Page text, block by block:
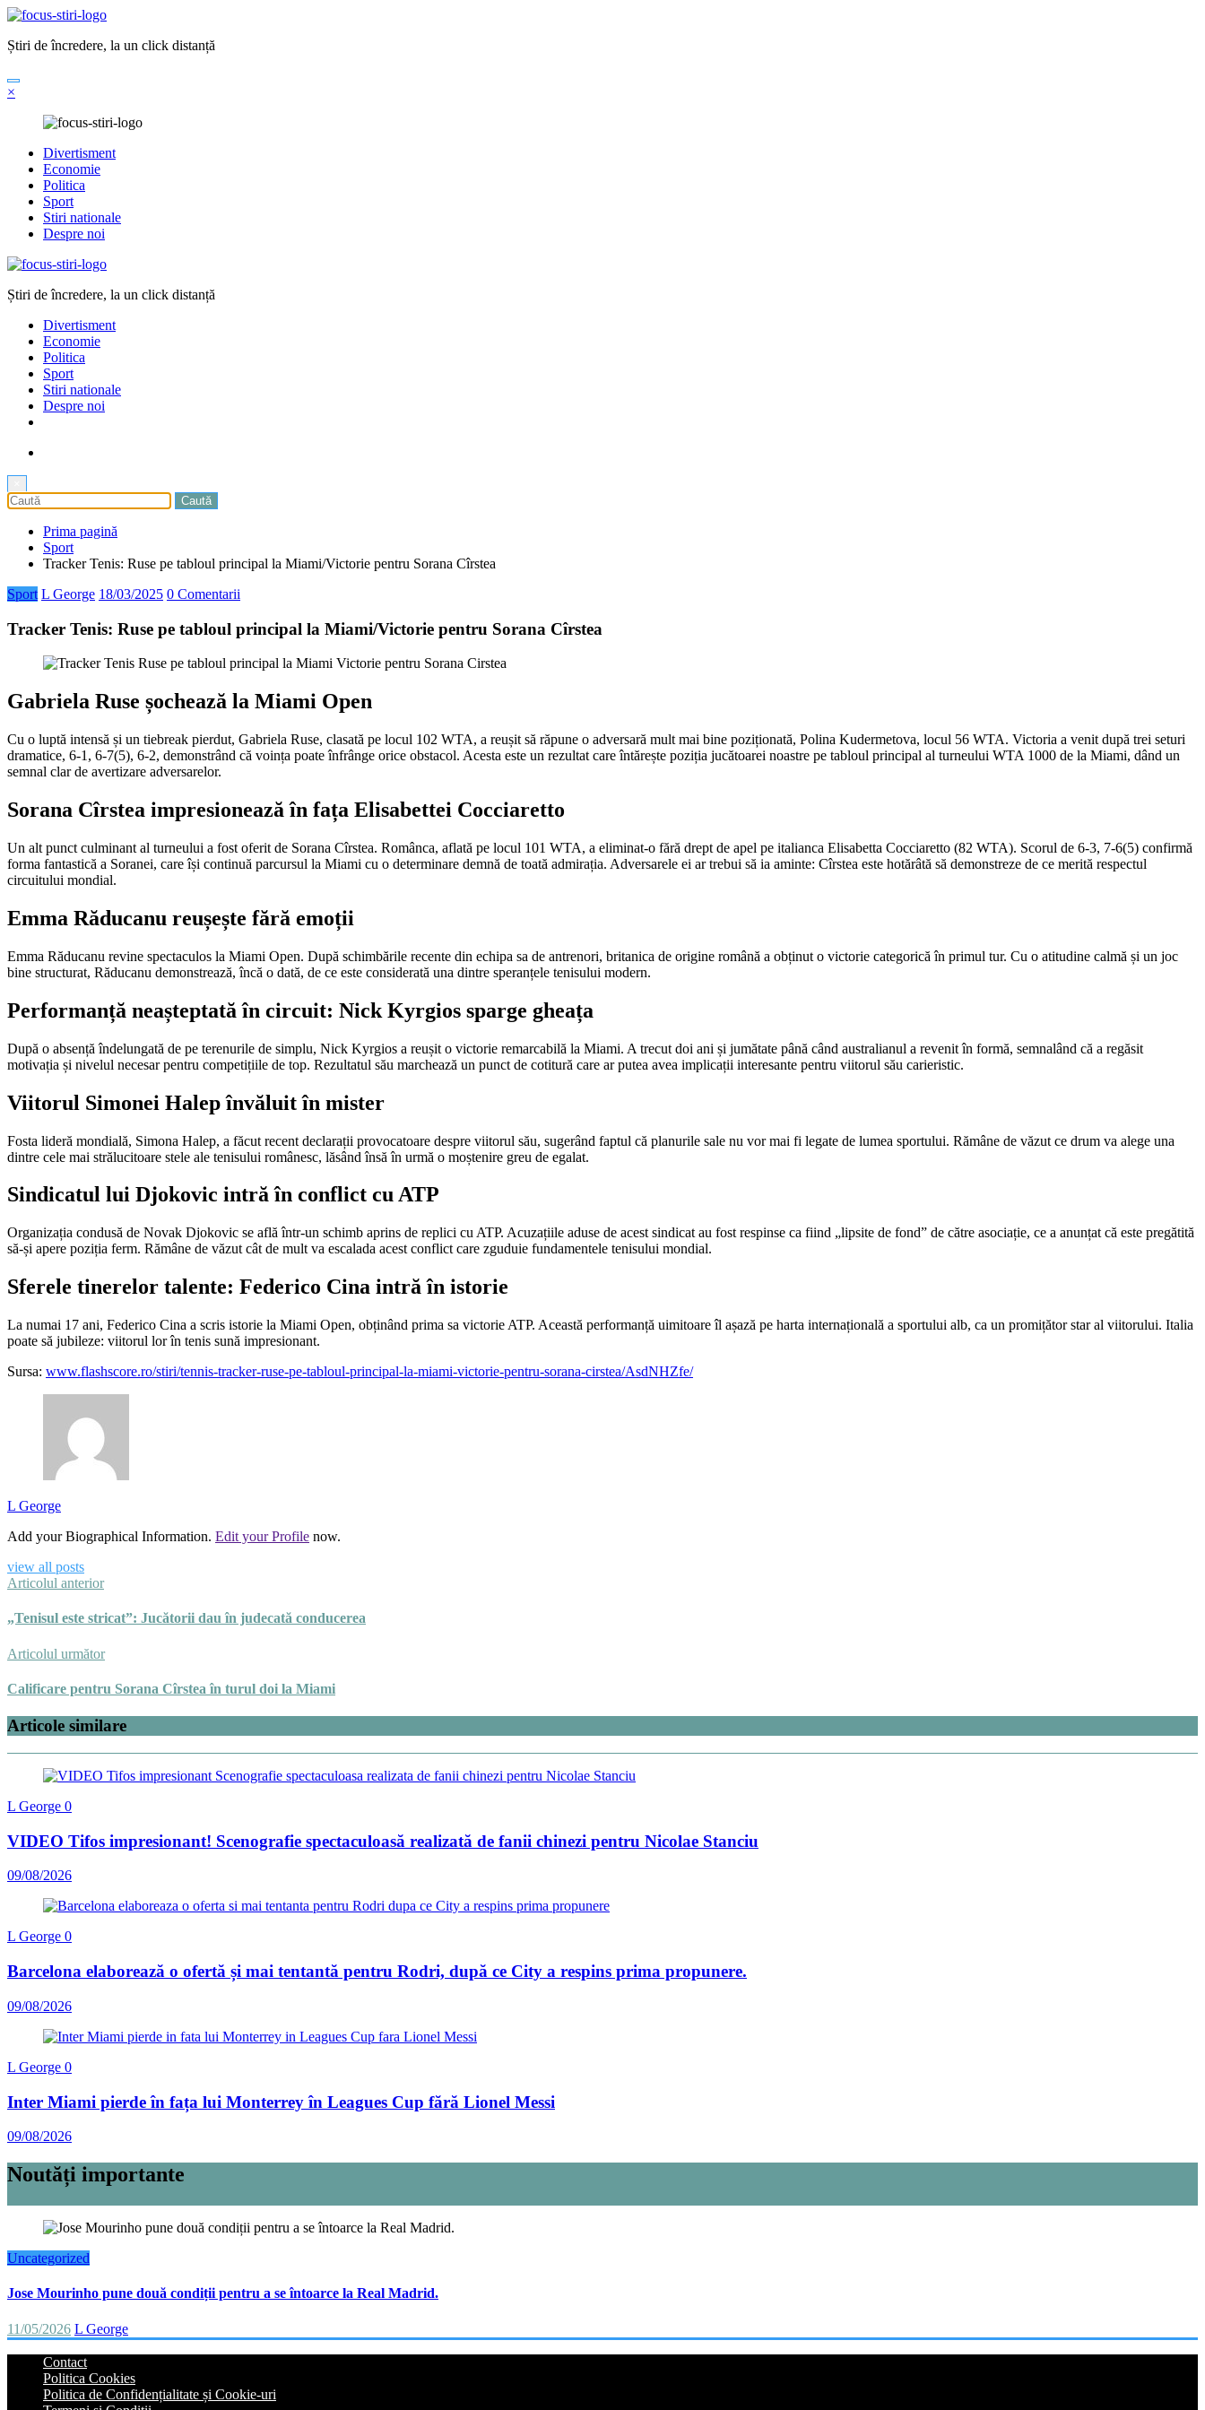
Sari
conținut
Știri de încredere, la un click distanță
×
Divertisment
Economie
Politica
Sport
Stiri nationale
Despre noi
Știri de încredere, la un click distanță
Divertisment
Economie
Politica
Sport
Stiri nationale
Despre noi
Prima pagină
Sport
Tracker Tenis: Ruse pe tabloul principal la Miami/Victorie pentru Sorana Cîrstea
Sport L George 18/03/2025 0 Comentarii
Tracker Tenis: Ruse pe tabloul principal la Miami/Victorie pentru Sorana Cîrstea
Gabriela Ruse șochează la Miami Open
Cu o luptă intensă și un tiebreak pierdut, Gabriela Ruse, clasată pe locul 102 WTA, a reușit să răpune o adversară mult mai bine poziționată, Polina Kudermetova, locul 56 WTA. Victoria a venit după trei seturi
dramatice, 6-1, 6-7(5), 6-2, demonstrând că voința poate înfrânge orice obstacol. Acesta este un rezultat care întărește poziția jucătoarei noastre pe tabloul principal al turneului WTA 1000 de la Miami, dând un
semnal clar de avertizare adversarelor.
Sorana Cîrstea impresionează în fața Elisabettei Cocciaretto
Un alt punct culminant al turneului a fost oferit de Sorana Cîrstea. Românca, aflată pe locul 101 WTA, a eliminat-o fără drept de apel pe italianca Elisabetta Cocciaretto (82 WTA). Scorul de 6-3, 7-6(5) confirmă
forma fantastică a Soranei, care își continuă parcursul la Miami cu o determinare demnă de toată admirația. Adversarele ei ar trebui să ia aminte: Cîrstea este hotărâtă să demonstreze de ce merită respectul
circuitului mondial.
Emma Răducanu reușește fără emoții
Emma Răducanu revine spectaculos la Miami Open. După schimbările recente din echipa sa de antrenori, britanica de origine română a obținut o victorie categorică în primul tur. Cu o atitudine calmă și un joc
bine structurat, Răducanu demonstrează, încă o dată, de ce este considerată una dintre speranțele tenisului modern.
Performanță neașteptată în circuit: Nick Kyrgios sparge gheața
După o absență îndelungată de pe terenurile de simplu, Nick Kyrgios a reușit o victorie remarcabilă la Miami. A trecut doi ani și jumătate până când australianul a revenit în formă, semnalând că a regăsit
motivația și nivelul necesar pentru competițiile de top. Rezultatul său marchează un punct de cotitură care ar putea avea implicații interesante pentru viitorul său carieristic.
Viitorul Simonei Halep învăluit în mister
Fosta lideră mondială, Simona Halep, a făcut recent declarații provocatoare despre viitorul său, sugerând faptul că planurile sale nu vor mai fi legate de lumea sportului. Rămâne de văzut ce drum va alege una
dintre cele mai strălucitoare stele ale tenisului românesc, lăsând însă în urmă o moștenire greu de egalat.
Sindicatul lui Djokovic intră în conflict cu ATP
Organizația condusă de Novak Djokovic se află într-un schimb aprins de replici cu ATP. Acuzațiile aduse de acest sindicat au fost respinse ca fiind „lipsite de fond” de către asociație, ce a anunțat că este pregătită
să-și apere poziția ferm. Rămâne de văzut cât de mult va escalada acest conflict care zguduie fundamentele tenisului mondial.
Sferele tinerelor talente: Federico Cina intră în istorie
La numai 17 ani, Federico Cina a scris istorie la Miami Open, obținând prima sa victorie ATP. Această performanță uimitoare îl așază pe harta internațională a sportului alb, ca un promițător star al viitorului. Italia
poate să jubileze: viitorul lor în tenis sună impresionant.
Sursa: www.flashscore.ro/stiri/tennis-tracker-ruse-pe-tabloul-principal-la-miami-victorie-pentru-sorana-cirstea/AsdNHZfe/
L George
Add your Biographical Information. Edit your Profile now.
view all posts
Articolul anterior
„Tenisul este stricat”: Jucătorii dau în judecată conducerea
Articolul următor
Calificare pentru Sorana Cîrstea în turul doi la Miami
Articole similare
L George 0
VIDEO Tifos impresionant! Scenografie spectaculoasă realizată de fanii chinezi pentru Nicolae Stanciu
09/08/2026
L George 0
Barcelona elaborează o ofertă și mai tentantă pentru Rodri, după ce City a respins prima propunere.
09/08/2026
L George 0
Inter Miami pierde în fața lui Monterrey în Leagues Cup fără Lionel Messi
09/08/2026
Noutăți importante
Uncategorized
Jose Mourinho pune două condiții pentru a se întoarce la Real Madrid.
11/05/2026 L George
Contact
Politica Cookies
Politica de Confidențialitate și Cookie-uri